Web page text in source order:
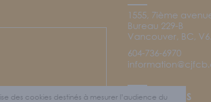
des cookies destinés à mesurer l’audience du
Footer
1555, 7ième
Bureau 229-B
Vancouver, BC,
604-736-6970
SUIVEZ-NOUS